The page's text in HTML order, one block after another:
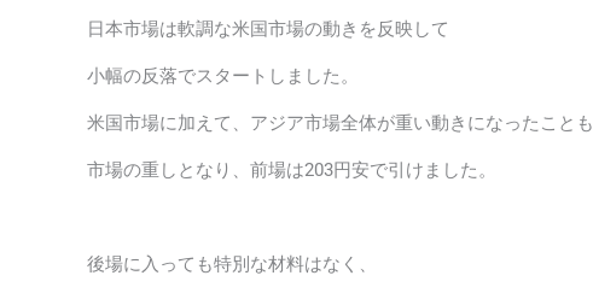
日本市場は軟調な米国市場の動きを反映して
小幅の反落でスタートしました。
米国市場に加えて、アジア市場全体が重い動きになったことも
市場の重しとなり、前場は203円安で引けました。
後場に入っても特別な材料はなく、